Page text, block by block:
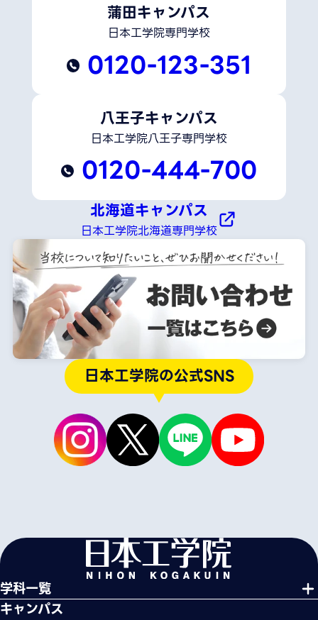
蒲田キャンパス
日本工学院専門学校
0120-123-351
八王子キャンパス
日本工学院八王子専門学校
0120-444-700
北海道キャンパス
日本工学院北海道専門学校
日本工学院の公式SNS
学科一覧
キャンパス